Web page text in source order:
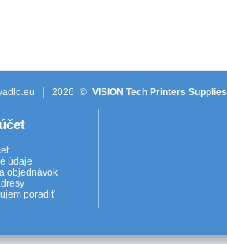
2026 © VISION Tech Printers Supplies
údaje
objednávok
poradiť